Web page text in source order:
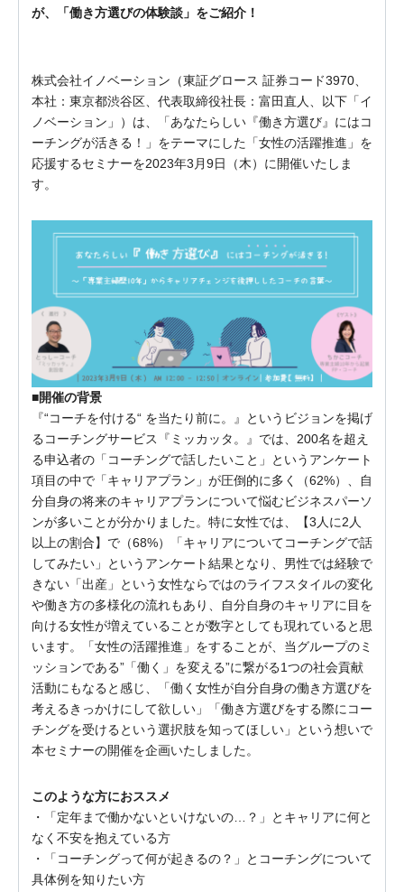
が、「働き方選びの体験談」をご紹介！
株式会社イノベーション（東証グロース 証券コード3970、
本社：東京都渋谷区、代表取締役社長：富田直人、以下「イ
ノベーション」）は、「あなたらしい『働き方選び』にはコ
ーチングが活きる！」をテーマにした「女性の活躍推進」を
応援するセミナーを2023年3月9日（木）に開催いたしま
す。
■開催の背景
『“コーチを付ける“ を当たり前に。』というビジョンを掲げ
るコーチングサービス『ミッカッタ。』では、200名を超え
る申込者の「コーチングで話したいこと」というアンケート
項目の中で「キャリアプラン」が圧倒的に多く（62%）、自
分自身の将来のキャリアプランについて悩むビジネスパーソ
ンが多いことが分かりました。特に女性では、【3人に2人
以上の割合】で（68%）「キャリアについてコーチングで話
してみたい」というアンケート結果となり、男性では経験で
きない「出産」という女性ならではのライフスタイルの変化
や働き方の多様化の流れもあり、自分自身のキャリアに目を
向ける女性が増えていることが数字としても現れていると思
います。「女性の活躍推進」をすることが、当グループのミ
ッションである”「働く」を変える”に繋がる1つの社会貢献
活動にもなると感じ、「働く女性が自分自身の働き方選びを
考えるきっかけにして欲しい」「働き方選びをする際にコー
チングを受けるという選択肢を知ってほしい」という想いで
本セミナーの開催を企画いたしました。
このような方におススメ
・「定年まで働かないといけないの…？」とキャリアに何と
なく不安を抱えている方
・「コーチングって何が起きるの？」とコーチングについて
具体例を知りたい方